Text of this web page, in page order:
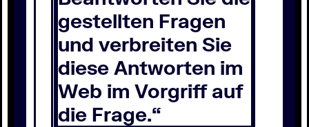
gestellten Fragen
und verbreiten Sie
diese Antworten im
Web im Vorgriff auf
die Frage.“